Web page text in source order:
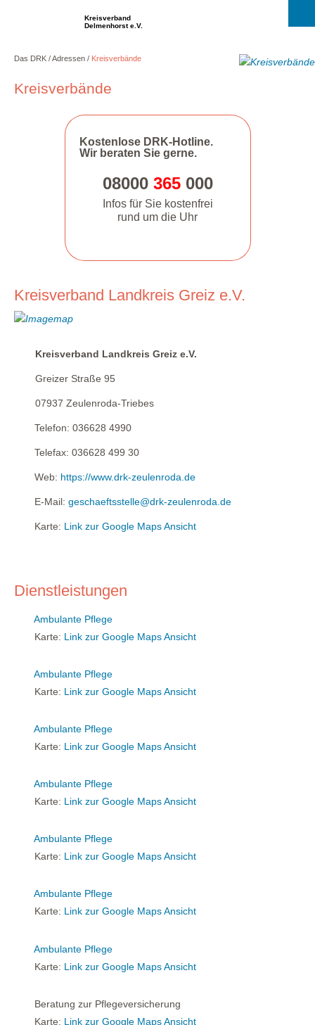
Kreisverband
Delmenhorst e.V.
Das DRK Adressen Kreisverbände
Kreisverbände
Kostenlose DRK-Hotline.
Wir beraten Sie gerne.
08000 365000
Infos für Sie kostenfrei
rund um die Uhr
Kreisverband Landkreis Greiz e.V.
Kreisverband Landkreis Greiz e.V.
Greizer Straße 95
07937 Zeulenroda-Triebes
Telefon: 036628 4990
Telefax: 036628 499 30
Web: https://www.drk-zeulenroda.de
E-Mail: geschaeftsstelle@drk-zeulenroda.de
Karte: Link zur Google Maps Ansicht
Dienstleistungen
Ambulante Pflege
Karte: Link zur Google Maps Ansicht
Ambulante Pflege
Karte: Link zur Google Maps Ansicht
Ambulante Pflege
Karte: Link zur Google Maps Ansicht
Ambulante Pflege
Karte: Link zur Google Maps Ansicht
Ambulante Pflege
Karte: Link zur Google Maps Ansicht
Ambulante Pflege
Karte: Link zur Google Maps Ansicht
Ambulante Pflege
Karte: Link zur Google Maps Ansicht
Beratung zur Pflegeversicherung
Karte: Link zur Google Maps Ansicht